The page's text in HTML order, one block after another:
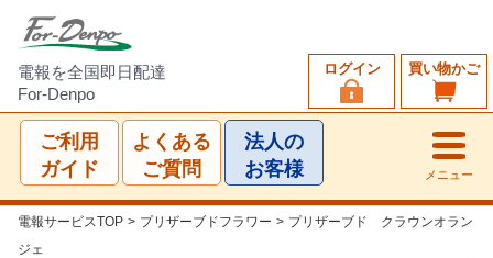
電報を全国即日配達
For-Denpo
買い物かご
ログイン
ご利用
ガイド
よくある
ご質問
法人の
お客様
メニュー
電報サービスTOP > プリザーブドフラワー > プリザーブド クラウンオラン
ジェ